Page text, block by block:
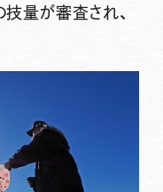
量が審査され、